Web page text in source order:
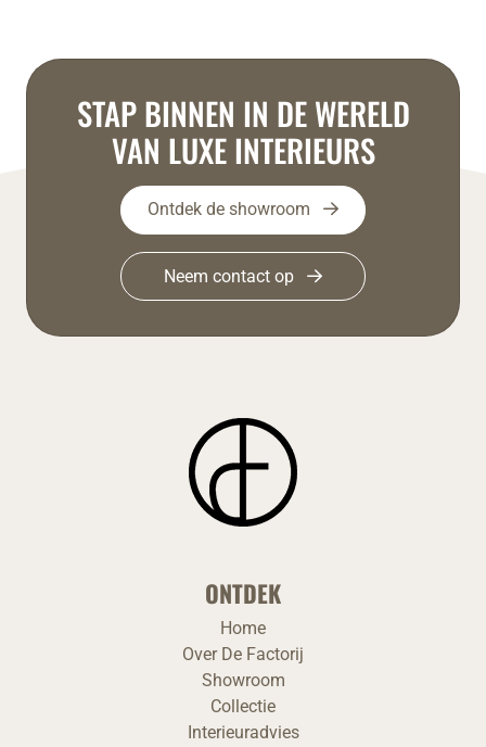
STAP BINNEN IN DE WERELD
VAN LUXE INTERIEURS
Ontdek de showroom
Neem contact op
ONTDEK
Home
Over De Factorij
Showroom
Collectie
Interieuradvies